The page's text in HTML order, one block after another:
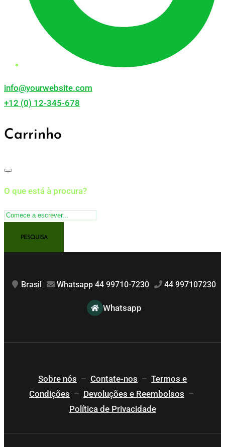
info@yourwebsite.com
+12 (0) 12-345-678
Carrinho
O que está à procura?
Brasil Whatsapp 44 99710-7230 44 997107230
Whatsapp
Sobre nós – Contate-nos – Termos e
Condições – Devoluções e Reembolsos –
Política de Privacidade